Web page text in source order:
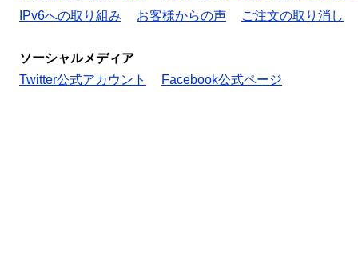
IPv6への取り組み
お客様からの声 ご注文の取り消し
ソーシャルメディア
Twitter公式アカウント
Facebook公式ページ